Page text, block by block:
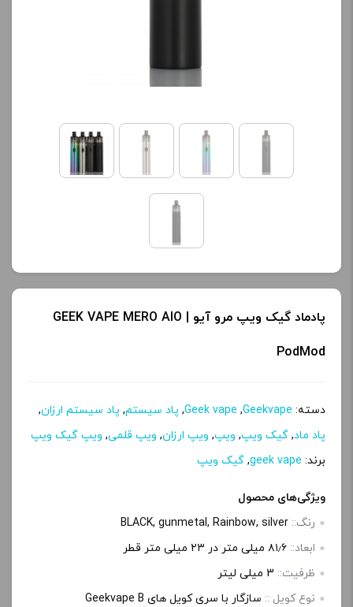
پادماد گیک ویپ مرو آیو | GEEK VAPE MERO AIO
PodMod
دسته: Geekvape
,
Geek vape
, پاد سیستم, پاد سیستم ارزان,
پاد ماد, گیک ویپ, ویپ, ویپ ارزان, ویپ قلمی, ویپ گیک ویپ
برند: geek vape
, گیک ویپ
ویژگی‌های محصول
رنگ:: BLACK, gunmetal, Rainbow, silver
ابعاد:: ۸۱٫۶ میلی متر در ۲۳ میلی متر قطر
ظرفیت:: 3 میلی‌ لیتر
نوع کویل :: سازگار با سری کویل های Geekvape B